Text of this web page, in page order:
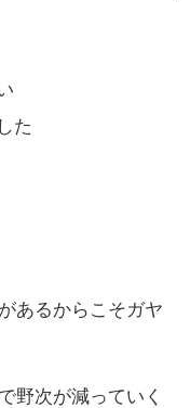
た
あるからこそガヤ
野次が減っていく